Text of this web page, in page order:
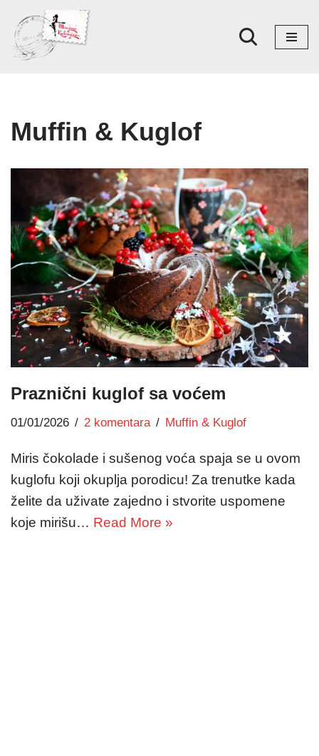
Skoči
na
Muffin & Kuglof
Praznični kuglof sa voćem
01/01/2026 2 komentara Muffin & Kuglof
Miris čokolade i sušenog voća spaja se u ovom
kuglofu koji okuplja porodicu! Za trenutke kada
želite da uživate zajedno i stvorite uspomene
koje mirišu… Read More »